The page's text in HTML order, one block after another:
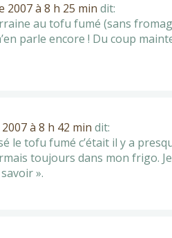
2007 à 8 h 25 min dit:
au tofu fumé (sans
parle encore ! Du coup
à 8 h 42 min dit:
le tofu fumé c’était il y a
toujours dans mon frigo.
».